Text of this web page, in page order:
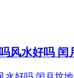
风水好吗 闰